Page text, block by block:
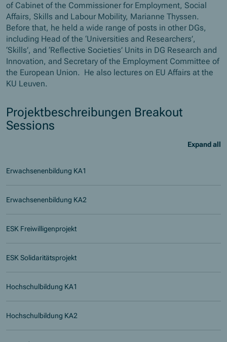
of Cabinet of the Commissioner for Employment, Social
Affairs, Skills and Labour Mobility, Marianne Thyssen.
Before that, he held a wide range of posts in other DGs,
including Head of the ‘Universities and Researchers’,
‘Skills’, and ‘Reflective Societies’ Units in DG Research and
Innovation, and Secretary of the Employment Committee of
the European Union. He also lectures on EU Affairs at the
KU Leuven.
Projektbeschreibungen Breakout
Sessions
Expand all
Erwachsenenbildung KA1
Erwachsenenbildung KA2
ESK Freiwilligenprojekt
ESK Solidaritätsprojekt
Hochschulbildung KA1
Hochschulbildung KA2